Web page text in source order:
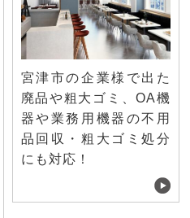
宮津市の企業様で出た
廃品や粗大ゴミ、OA機
器や業務用機器の不用
品回収・粗大ゴミ処分
にも対応！